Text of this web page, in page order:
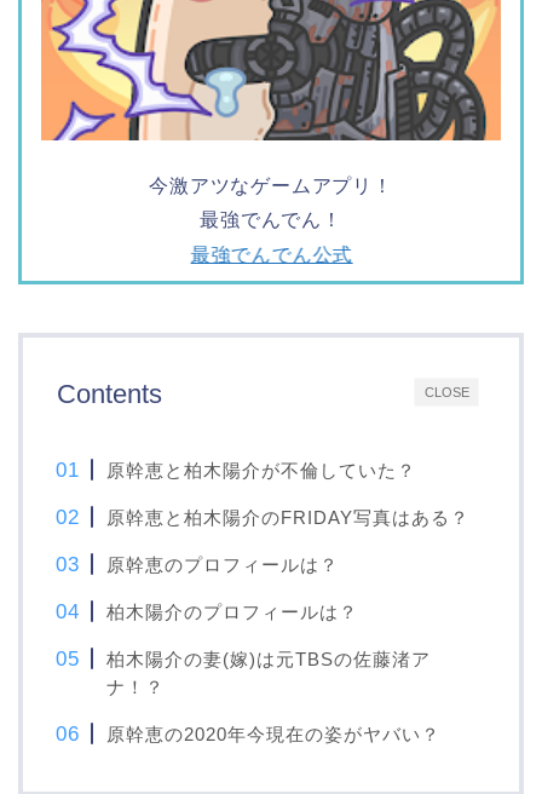
今激アツなゲームアプリ！
最強でんでん！
最強でんでん公式
CLOSE
Contents
原幹恵と柏木陽介が不倫していた？
原幹恵と柏木陽介のFRIDAY写真はある？
原幹恵のプロフィールは？
柏木陽介のプロフィールは？
柏木陽介の妻(嫁)は元TBSの佐藤渚ア
ナ！？
原幹恵の2020年今現在の姿がヤバい？